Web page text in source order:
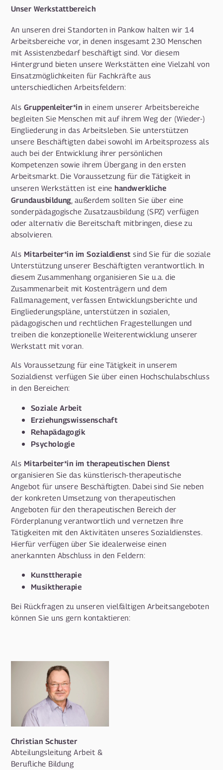
Unser Werkstattbereich
An unseren drei Standorten in Pankow halten wir 14
Arbeitsbereiche vor, in denen insgesamt 230 Menschen
mit Assistenzbedarf beschäftigt sind. Vor diesem
Hintergrund bieten unsere Werkstätten eine Vielzahl von
Einsatzmöglichkeiten für Fachkräfte aus
unterschiedlichen Arbeitsfeldern:
Als Gruppenleiter*in in einem unserer Arbeitsbereiche
begleiten Sie Menschen mit auf ihrem Weg der (Wieder-)
Eingliederung in das Arbeitsleben. Sie unterstützen
unsere Beschäftigten dabei sowohl im Arbeitsprozess als
auch bei der Entwicklung ihrer persönlichen
Kompetenzen sowie ihrem Übergang in den ersten
Arbeitsmarkt. Die Voraussetzung für die Tätigkeit in
unseren Werkstätten ist einehandwerkliche
Grundausbildung, außerdem sollten Sie über eine
sonderpädagogische Zusatzausbildung (SPZ) verfügen
oder alternativ die Bereitschaft mitbringen, diese zu
absolvieren.
Als Mitarbeiter*in im Sozialdienst sind Sie für die soziale
Unterstützung unserer Beschäftigten verantwortlich. In
diesem Zusammenhang organisieren Sie u.a. die
Zusammenarbeit mit Kostenträgern und dem
Fallmanagement, verfassen Entwicklungsberichte und
Eingliederungspläne, unterstützen in sozialen,
pädagogischen und rechtlichen Fragestellungen und
treiben die konzeptionelle Weiterentwicklung unserer
Werkstatt mit voran.
Als Voraussetzung für eine Tätigkeit in unserem
Sozialdienst verfügen Sie über einen Hochschulabschluss
in den Bereichen:
Soziale Arbeit
Erziehungswissenschaft
Rehapädagogik
Psychologie
Als Mitarbeiter*in im therapeutischen Dienst
organisieren Sie das künstlerisch-therapeutische
Angebot für unsere Beschäftigten. Dabei sind Sie neben
der konkreten Umsetzung von therapeutischen
Angeboten für den therapeutischen Bereich der
Förderplanung verantwortlich und vernetzen Ihre
Tätigkeiten mit den Aktivitäten unseres Sozialdienstes.
Hierfür verfügen über Sie idealerweise einen
anerkannten Abschluss in den Feldern:
Kunsttherapie
Musiktherapie
Bei Rückfragen zu unseren vielfältigen Arbeitsangeboten
können Sie uns gern kontaktieren:
Christian Schuster
Abteilungsleitung Arbeit &
Berufliche Bildung